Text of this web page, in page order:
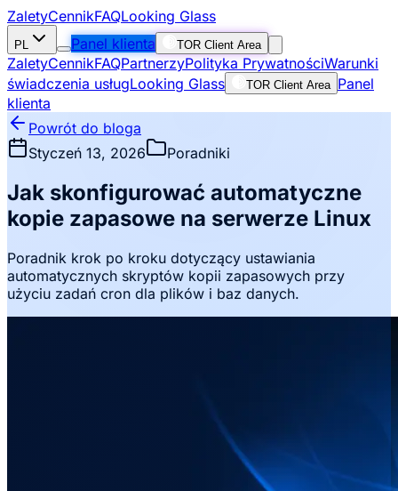
ZaletyCennikFAQLooking Glass
PL Panel klienta TOR Client Area
ZaletyCennikFAQPartnerzyPolityka PrywatnościWarunki
świadczenia usługLooking Glass TOR Client Area Panel
klienta
Powrót do bloga
Styczeń 13, 2026
Poradniki
Jak skonfigurować automatyczne
kopie zapasowe na serwerze Linux
Poradnik krok po kroku dotyczący ustawiania
automatycznych skryptów kopii zapasowych przy
użyciu zadań cron dla plików i baz danych.